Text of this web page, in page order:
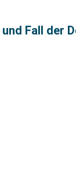
Fall der